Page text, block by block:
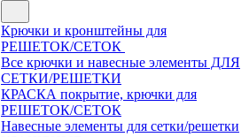
Крючки и кронштейны для
РЕШЕТОК/СЕТОК
Все крючки и навесные элементы ДЛЯ
СЕТКИ/РЕШЕТКИ
КРАСКА покрытие, крючки для
РЕШЕТОК/СЕТОК
Навесные элементы для сетки/решетки